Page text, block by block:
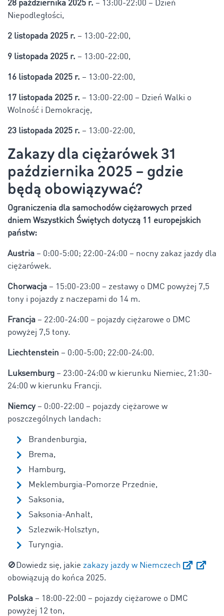
28 października 2025 r. – 13:00-22:00 – Dzień
Niepodległości,
2 listopada 2025 r. – 13:00-22:00,
9 listopada 2025 r. – 13:00-22:00,
16 listopada 2025 r. – 13:00-22:00,
17 listopada 2025 r. – 13:00-22:00 – Dzień Walki o
Wolność i Demokrację,
23 listopada 2025 r. – 13:00-22:00,
Zakazy dla ciężarówek 31
października 2025 – gdzie
będą obowiązywać?
Ograniczenia dla samochodów ciężarowych przed
dniem Wszystkich Świętych dotyczą 11 europejskich
państw:
Austria – 0:00-5:00; 22:00-24:00 – nocny zakaz jazdy dla
ciężarówek.
Chorwacja – 15:00-23:00 – zestawy o DMC powyżej 7,5
tony i pojazdy z naczepami do 14 m.
Francja – 22:00-24:00 – pojazdy ciężarowe o DMC
powyżej 7,5 tony.
Liechtenstein – 0:00-5:00; 22:00-24:00.
Luksemburg – 23:00-24:00 w kierunku Niemiec, 21:30-
24:00 w kierunku Francji.
Niemcy – 0:00-22:00 – pojazdy ciężarowe w
poszczególnych landach:
Brandenburgia,
Brema,
Hamburg,
Meklemburgia-Pomorze Przednie,
Saksonia,
Saksonia-Anhalt,
Szlezwik-Holsztyn,
Turyngia.
🚫Dowiedz się, jakie zakazy jazdy w Niemczech
obowiązują do końca 2025.
Polska – 18:00-22:00 – pojazdy ciężarowe o DMC
powyżej 12 ton,